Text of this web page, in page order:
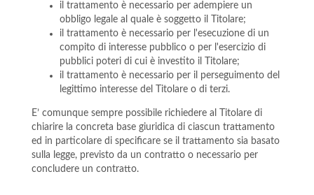
il trattamento è necessario per adempiere un
obbligo legale al quale è soggetto il Titolare;
il trattamento è necessario per l'esecuzione di un
compito di interesse pubblico o per l'esercizio di
pubblici poteri di cui è investito il Titolare;
il trattamento è necessario per il perseguimento del
legittimo interesse del Titolare o di terzi.
E’ comunque sempre possibile richiedere al Titolare di
chiarire la concreta base giuridica di ciascun trattamento
ed in particolare di specificare se il trattamento sia basato
sulla legge, previsto da un contratto o necessario per
concludere un contratto.